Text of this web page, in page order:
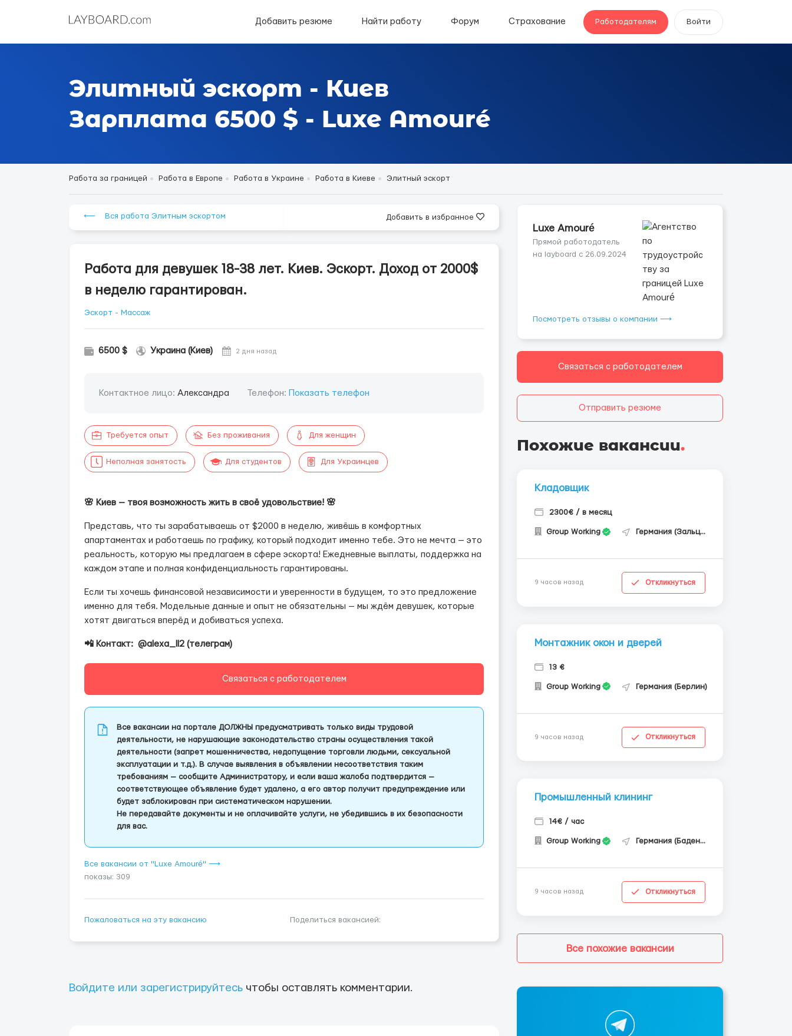
Добавить резюме Найти работу Форум Страхование Работодателям Войти
Элитный эскорт - Киев
Зарплата 6500 $ - Luxe Amouré
Работа за границей Работа в Европе Работа в Украине Работа в Киеве Элитный эскорт
⟵ Вся работа Элитным эскортом Добавить в избранное
Работа для девушек 18-38 лет. Киев. Эскорт. Доход от 2000$
в неделю гарантирован.
Эскорт - Массаж
6500 $ Украина (Киев) 2 дня назад
Контактное лицо: Александра Телефон: Показать телефон
Требуется опыт Без проживания Для женщин
Неполная занятость Для студентов Для Украинцев
🌸 Киев — твоя возможность жить в своё удовольствие! 🌸
Представь, что ты зарабатываешь от $2000 в неделю, живёшь в комфортных
апартаментах и работаешь по графику, который подходит именно тебе. Это не мечта — это
реальность, которую мы предлагаем в сфере эскорта! Ежедневные выплаты, поддержка на
каждом этапе и полная конфиденциальность гарантированы.
Если ты хочешь финансовой независимости и уверенности в будущем, то это предложение
именно для тебя. Модельные данные и опыт не обязательны — мы ждём девушек, которые
хотят двигаться вперёд и добиваться успеха.
📲 Контакт: @alexa_ll2 (телеграм)
Связаться с работодателем
Все вакансии на портале ДОЛЖНЫ предусматривать только виды трудовой
деятельности, не нарушающие законодательство страны осуществления такой
деятельности (запрет мошенничества, недопущение торговли людьми, сексуальной
эксплуатации и т.д.). В случае выявления в объявлении несоответствия таким
требованиям — сообщите Администратору, и если ваша жалоба подтвердится —
соответствующее объявление будет удалено, а его автор получит предупреждение или
будет заблокирован при систематическом нарушении.
Не передавайте документы и не оплачивайте услуги, не убедившись в их безопасности
для вас.
Все вакансии от "Luxe Amouré" ⟶
показы: 309
Пожаловаться на эту вакансию Поделиться вакансией:
Войдите или зарегистрируйтесь чтобы оставлять комментарии.
Luxe Amouré
Прямой работодатель
на layboard с 26.09.2024
Посмотреть отзывы о компании ⟶
Связаться с работодателем
Отправить резюме
Похожие вакансии.
Кладовщик
2300€ / в месяц
Group Working Германия (Зальцгиттер)
9 часов назад Откликнуться
Монтажник окон и дверей
13 €
Group Working Германия (Берлин)
9 часов назад Откликнуться
Промышленный клининг
14€ / час
Group Working Германия (Баден-Вюртемберг)
9 часов назад Откликнуться
Все похожие вакансии